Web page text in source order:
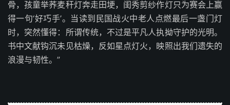
骨，孩童举荞麦秆灯奔走田埂，闺秀剪纱作灯只为赛会上赢
得一句‘好巧手’。当读到民国战火中老人点燃最后一盏门灯
时，突然懂得：所谓传统，不过是平凡人执拗守护的光明。
书中文献钩沉未见枯燥，反如星点灯火，映照出我们遗失的
浪漫与韧性。”